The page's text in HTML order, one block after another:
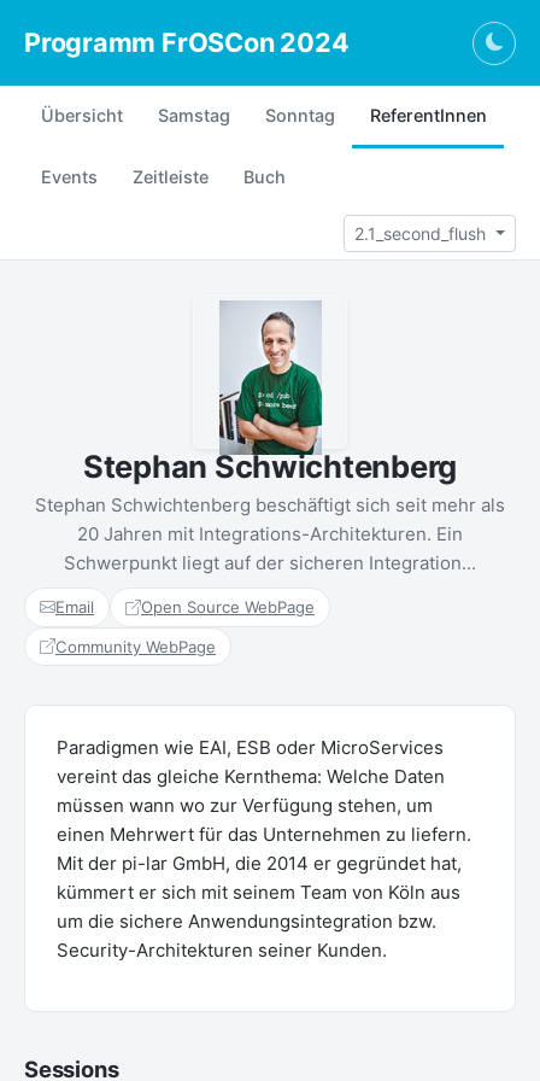
Programm FrOSCon 2024
Übersicht Samstag Sonntag ReferentInnen
Events Zeitleiste Buch
2.1_second_flush
Stephan Schwichtenberg
Stephan Schwichtenberg beschäftigt sich seit mehr als
20 Jahren mit Integrations-Architekturen. Ein
Schwerpunkt liegt auf der sicheren Integration...
Email Open Source WebPage
Community WebPage
Paradigmen wie EAI, ESB oder MicroServices
vereint das gleiche Kernthema: Welche Daten
müssen wann wo zur Verfügung stehen, um
einen Mehrwert für das Unternehmen zu liefern.
Mit der pi-lar GmbH, die 2014 er gegründet hat,
kümmert er sich mit seinem Team von Köln aus
um die sichere Anwendungsintegration bzw.
Security-Architekturen seiner Kunden.
Sessions